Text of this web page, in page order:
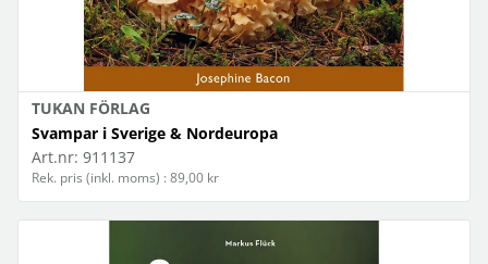
TUKAN FÖRLAG
Svampar i Sverige & Nordeuropa
Art.nr: 911137
Rek. pris (inkl. moms) : 89,00 kr